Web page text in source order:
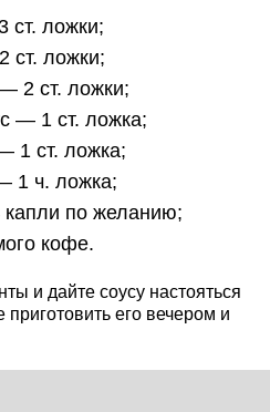
ст. ложки;
ст. ложки;
2 ст. ложки;
— 1 ст. ложка;
1 ст. ложка;
1 ч. ложка;
по желанию;
кофе.
и дайте соусу настояться
его вечером и